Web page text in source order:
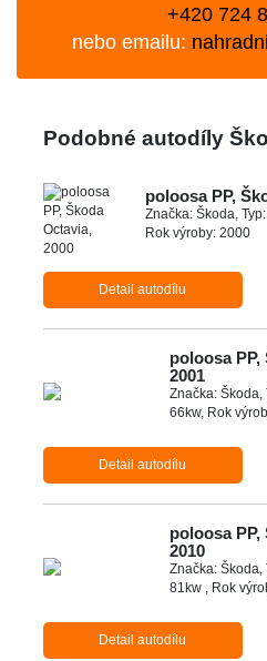
+420 724
nebo emailu:
Podobné autodíly
poloosa PP,
Značka: Škoda,
Rok výroby: 2000
Detail autodílu
poloosa PP,
2001
Značka: Škoda,
66kw, Rok
Detail autodílu
poloosa PP,
2010
Značka: Škoda,
81kw , Rok
Detail autodílu